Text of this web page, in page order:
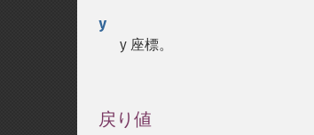
y
y 座標。
戻り値